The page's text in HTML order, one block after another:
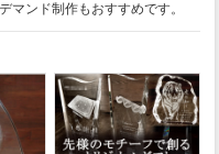
マンド制作もおすすめです。